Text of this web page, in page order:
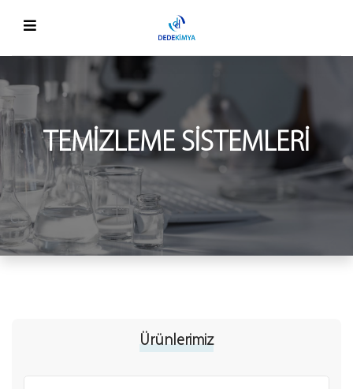
TEMIZLEME SISTEMLERI
Ürünlerimiz